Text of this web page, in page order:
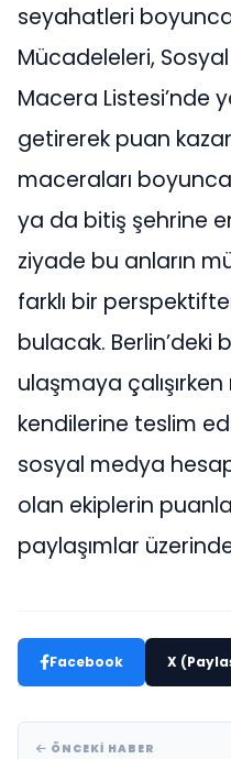
seyahatleri
Mücadeleleri,
Macera Listesi’nde
getirerek puan
maceraları
ya da bitiş şehrine
ziyade bu anların
farklı bir
bulacak. Berlin’deki
ulaşmaya
kendilerine teslim
sosyal medya
olan ekiplerin
paylaşımlar
Facebook X
ÖNCEKI HABER